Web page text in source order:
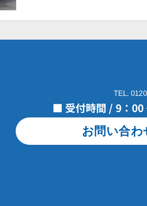
TEL.
■ 受付時間 / 9：00
お問い合わ